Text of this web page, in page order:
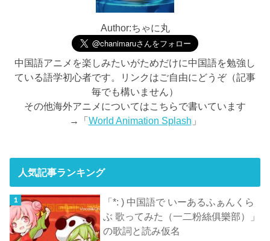
Author:ちゃに丸
中国語アニメを楽しみたいがためだけに中国語を勉強し
ている語学初心者です。リンクはご自由にどうぞ（記事
毎でも構いません）
その他海外アニメについてはこちらで書いています
→「World Animation Splash 」
人気記事ランキング
「*: ) 中国語で いーあるふぁんくら
ぶ 歌ってみた（一二粉絲俱樂部）」
の歌詞と読み仮名